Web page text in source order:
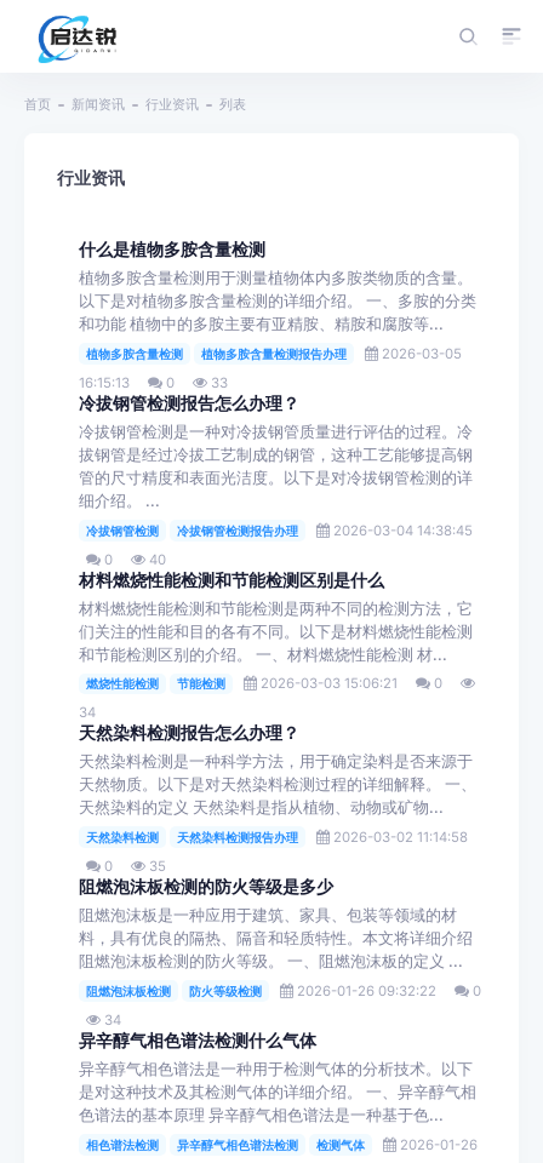
首页 新闻资讯 行业资讯 列表
行业资讯
什么是植物多胺含量检测
植物多胺含量检测用于测量植物体内多胺类物质的含量。
以下是对植物多胺含量检测的详细介绍。 一、多胺的分类
和功能 植物中的多胺主要有亚精胺、精胺和腐胺等...
植物多胺含量检测 植物多胺含量检测报告办理
2026-03-05
16:15:13
0 33
冷拔钢管检测报告怎么办理？
冷拔钢管检测是一种对冷拔钢管质量进行评估的过程。冷
拔钢管是经过冷拔工艺制成的钢管，这种工艺能够提高钢
管的尺寸精度和表面光洁度。以下是对冷拔钢管检测的详
细介绍。 ...
冷拔钢管检测 冷拔钢管检测报告办理
2026-03-04 14:38:45
0
40
材料燃烧性能检测和节能检测区别是什么
材料燃烧性能检测和节能检测是两种不同的检测方法，它
们关注的性能和目的各有不同。以下是材料燃烧性能检测
和节能检测区别的介绍。 一、材料燃烧性能检测 材...
燃烧性能检测 节能检测 2026-03-03 15:06:21
0
34
天然染料检测报告怎么办理？
天然染料检测是一种科学方法，用于确定染料是否来源于
天然物质。以下是对天然染料检测过程的详细解释。 一、
天然染料的定义 天然染料是指从植物、动物或矿物...
天然染料检测 天然染料检测报告办理
2026-03-02 11:14:58
0
35
阻燃泡沫板检测的防火等级是多少
阻燃泡沫板是一种应用于建筑、家具、包装等领域的材
料，具有优良的隔热、隔音和轻质特性。本文将详细介绍
阻燃泡沫板检测的防火等级。 一、阻燃泡沫板的定义 ...
阻燃泡沫板检测 防火等级检测 2026-01-26 09:32:22
0
34
异辛醇气相色谱法检测什么气体
异辛醇气相色谱法是一种用于检测气体的分析技术。以下
是对这种技术及其检测气体的详细介绍。 一、异辛醇气相
色谱法的基本原理 异辛醇气相色谱法是一种基于色...
相色谱法检测 异辛醇气相色谱法检测 检测气体
2026-01-26